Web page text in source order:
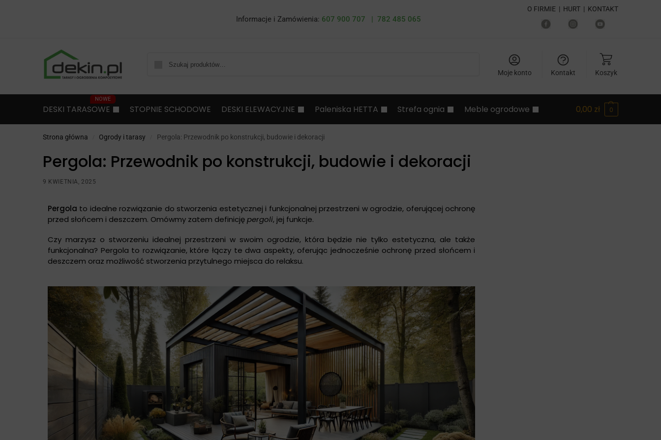
Informacje i Zamówienia: 607 900 707 | 782 485 065
O FIRMIE | HURT | KONTAKT
Moje konto Kontakt Koszyk
DESKI TARASOWE STOPNIE SCHODOWE DESKI ELEWACYJNE Paleniska HETTA Strefa ognia Meble ogrodowe 0,00 zł 0
Strona główna Ogrody i tarasy Pergola: Przewodnik po konstrukcji, budowie i dekoracji
Pergola: Przewodnik po konstrukcji, budowie i dekoracji
9 KWIETNIA, 2025
Pergola to idealne rozwiązanie do stworzenia estetycznej i funkcjonalnej przestrzeni w ogrodzie, oferującej ochronę
przed słońcem i deszczem. Omówmy zatem definicjępergoli, jej funkcje.
Czy marzysz o stworzeniu idealnej przestrzeni w swoim ogrodzie, która będzie nie tylko estetyczna, ale także
funkcjonalna? Pergola to rozwiązanie, które łączy te dwa aspekty, oferując jednocześnie ochronę przed słońcem i
deszczem oraz możliwość stworzenia przytulnego miejsca do relaksu.